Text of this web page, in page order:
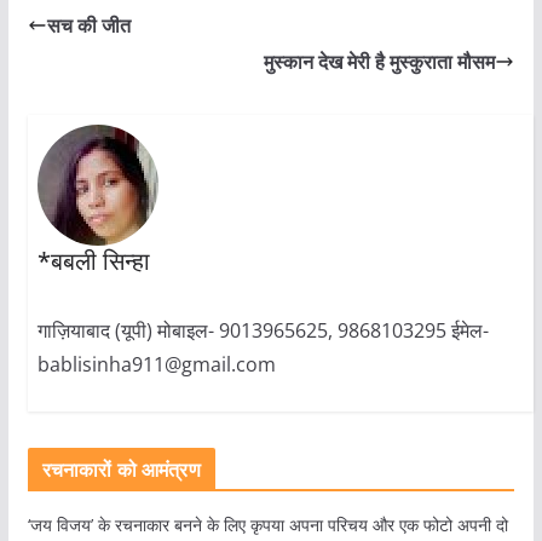
सच की जीत
मुस्कान देख मेरी है मुस्कुराता मौसम
*बबली सिन्हा
गाज़ियाबाद (यूपी) मोबाइल- 9013965625, 9868103295 ईमेल-
bablisinha911@gmail.com
रचनाकारों को आमंत्रण
‘जय विजय’ के रचनाकार बनने के लिए कृपया अपना परिचय और एक फोटो अपनी दो